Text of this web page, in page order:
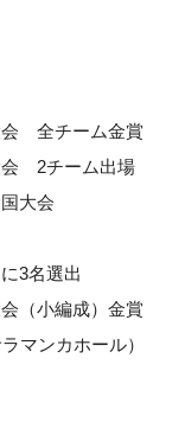
会 全チーム金賞
2チーム出場
大会
3名選出
（小編成）金賞
マンカホール）